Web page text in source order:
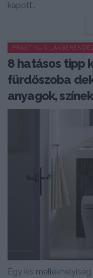
kapott...
PRAKTIKUS
8 hatásos tipp
fürdőszoba
anyagok,
Egy kis